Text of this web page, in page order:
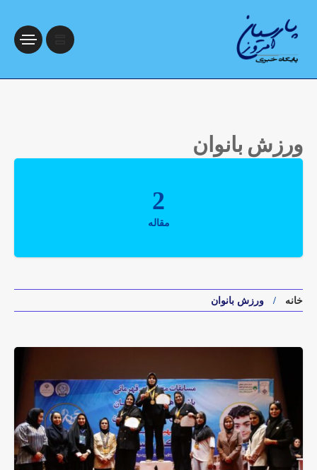
ورزش بانوان
2
مقاله
خانه ورزش بانوان